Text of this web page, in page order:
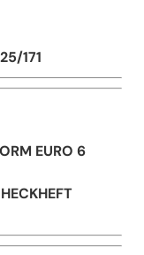
171
EURO 6